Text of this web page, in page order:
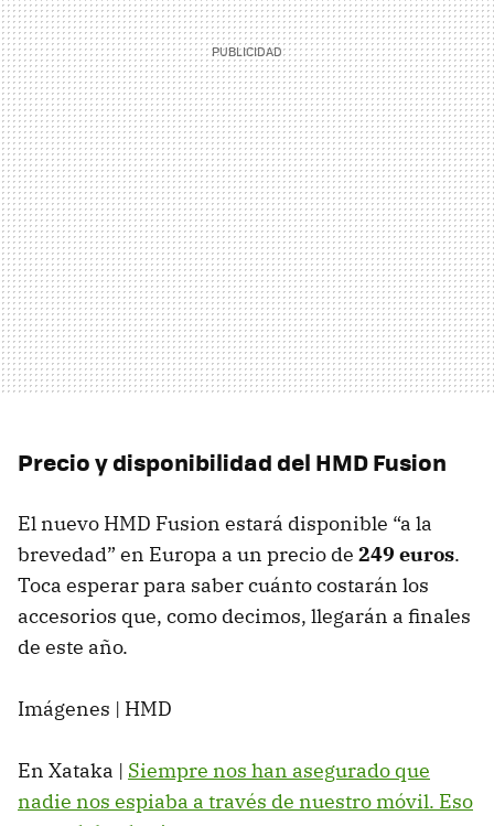
Precio y disponibilidad del HMD Fusion
El nuevo HMD Fusion estará disponible “a la
brevedad” en Europa a un precio de 249 euros.
Toca esperar para saber cuánto costarán los
accesorios que, como decimos, llegarán a finales
de este año.
Imágenes | HMD
En Xataka | Siempre nos han asegurado que
nadie nos espiaba a través de nuestro móvil. Eso